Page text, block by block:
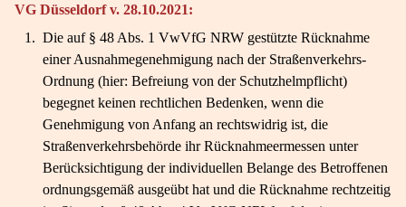
VG Düsseldorf v. 28.10.2021:
1. Die auf § 48 Abs. 1 VwVfG NRW gestützte Rücknahme
einer Ausnahmegenehmigung nach der Straßenverkehrs-
Ordnung (hier: Befreiung von der Schutzhelmpflicht)
begegnet keinen rechtlichen Bedenken, wenn die
Genehmigung von Anfang an rechtswidrig ist, die
Straßenverkehrsbehörde ihr Rücknahmeermessen unter
Berücksichtigung der individuellen Belange des Betroffenen
ordnungsgemäß ausgeübt hat und die Rücknahme rechtzeitig